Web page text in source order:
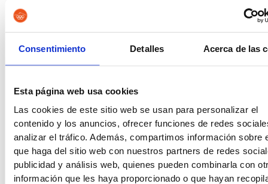
Consentimiento Detalles Acerca de las
Esta página web usa cookies
Las cookies de este sitio web se usan para personalizar el
contenido y los anuncios, ofrecer funciones de redes
analizar el tráfico. Además, compartimos información sobre
que haga del sitio web con nuestros partners de redes
publicidad y análisis web, quienes pueden combinarla con
información que les haya proporcionado o que hayan
Vigilancia Aduanera
Instituciones
Oposiciones de Justicia Auxilio Judicial